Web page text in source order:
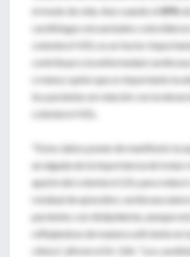
el modo de vida. Aun cuando el89%
cardiólogos encuestados coincidieron
colesterol HDL es un factor
contribuye a la enfermedad
o menos opinó que es importante la
los pacientes en relación con la
colesterol HDL.
"Estos datos ponen de manifiesto la
arraigada de la importancia de tratar
aparte del colesterol LDL para reducir
residual de episodios
pacientes con dislipidemia, aunque
reflejándose de manera suficiente en
clínica", afirmó el Dr. Gitt. "Los